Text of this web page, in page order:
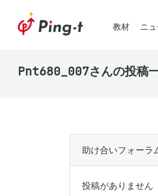
教材 ニ
Pnt680_007さんの投稿
助け合いフォーラ
投稿がありません